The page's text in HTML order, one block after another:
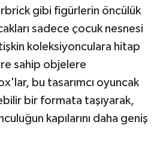
gibi figürlerin öncülük
sadece çocuk nesnesi
koleksiyonculara hitap
sahip objelere
bu tasarımcı oyuncak
bir formata taşıyarak,
kapılarını daha geniş